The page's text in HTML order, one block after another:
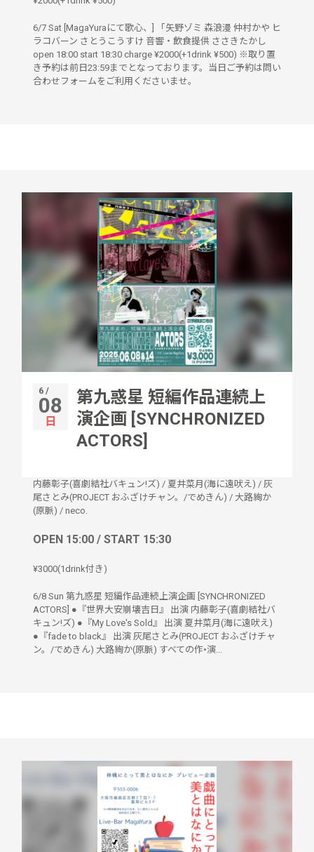
6/7 Sat [MagaYuraにて歌心、] 「矢野ゾミ 森浪漫 仲村かや ヒ
ラコバーン さとうこうすけ 音響・飲食提供 ささきたかし
open 18:00 start 18:30 charge ¥2000(+1drink ¥500) ※取り置
き予約は前日23:59までとなっております。当日ご予約は問い
合わせフォームをご利用くださいませ。
6 /
08
日
第九惑星 短編作品連続上
演企画 [SYNCHRONIZED
ACTORS]
内藤彰子(喜劇結社バキュン!ズ) / 夏井菜月(海に遠吠え) / 灰
尾さとみ(PROJECT おふざけチャン。/でめきん) / 大路絢か
(原脈) / neco.
OPEN 15:00 / START 15:30
¥3000(1drink付き)
6/8 Sun 第九惑星 短編作品連続上演企画 [SYNCHRONIZED
ACTORS] ●『世界大安崩壊吉日』 出演 内藤彰子(喜劇結社バ
キュン!ズ) ●『My Love's Sold』 出演 夏井菜月(海に遠吠え)
●『fade to black』 出演 灰尾さとみ(PROJECT おふざけチャ
ン。/でめきん) 大路絢か(原脈) すべての作•演...